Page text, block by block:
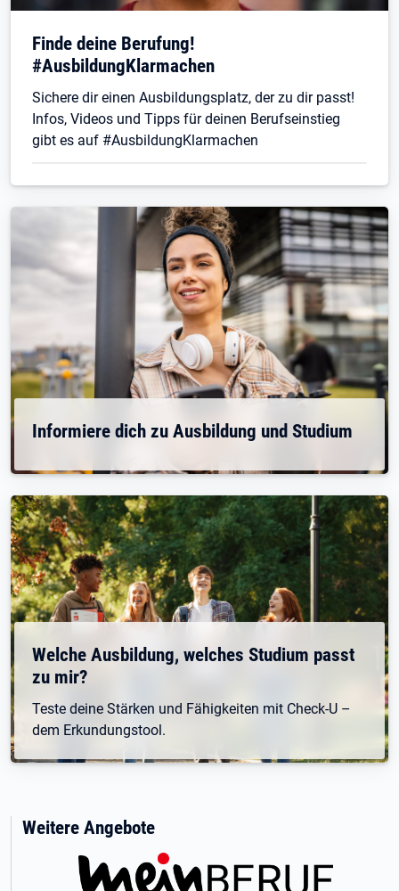
Finde deine Berufung!
#AusbildungKlarmachen
Sichere dir einen Ausbildungsplatz, der zu dir passt!
Infos, Videos und Tipps für deinen Berufseinstieg
gibt es auf #AusbildungKlarmachen
Informiere dich zu Ausbildung und Studium
Welche Ausbildung, welches Studium passt
zu mir?
Teste deine Stärken und Fähigkeiten mit Check-U –
dem Erkundungstool.
Weitere Angebote